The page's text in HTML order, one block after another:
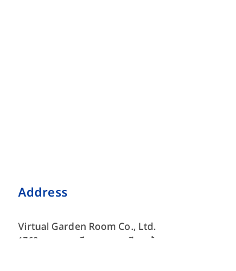
Address
Virtual Garden Room Co., Ltd.
1768 ถนนเพชรบุรี แขวงบางกะปิ เขตห้วยขวาง กรุงเทพมหานคร